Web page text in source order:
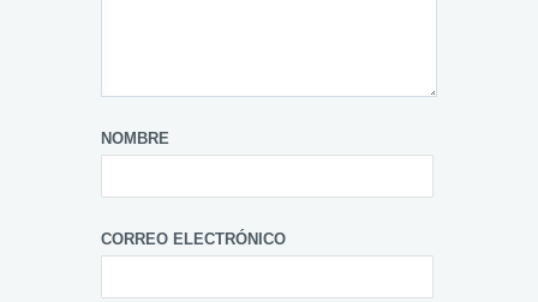
NOMBRE
CORREO ELECTRÓNICO